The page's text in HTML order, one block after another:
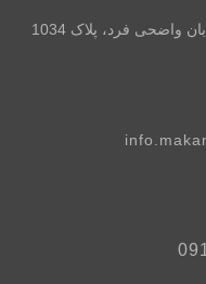
واضحی فرد، پلاک 1034